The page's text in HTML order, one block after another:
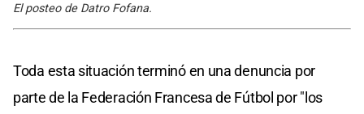
El posteo de Datro Fofana.
Toda esta situación terminó en una denuncia por
parte de la Federación Francesa de Fútbol por "los